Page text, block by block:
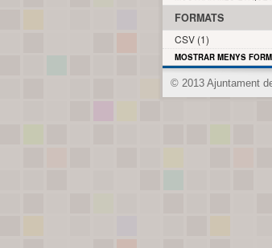
FORMATS
CSV (1)
MOSTRAR MENYS
© 2013 Ajuntament